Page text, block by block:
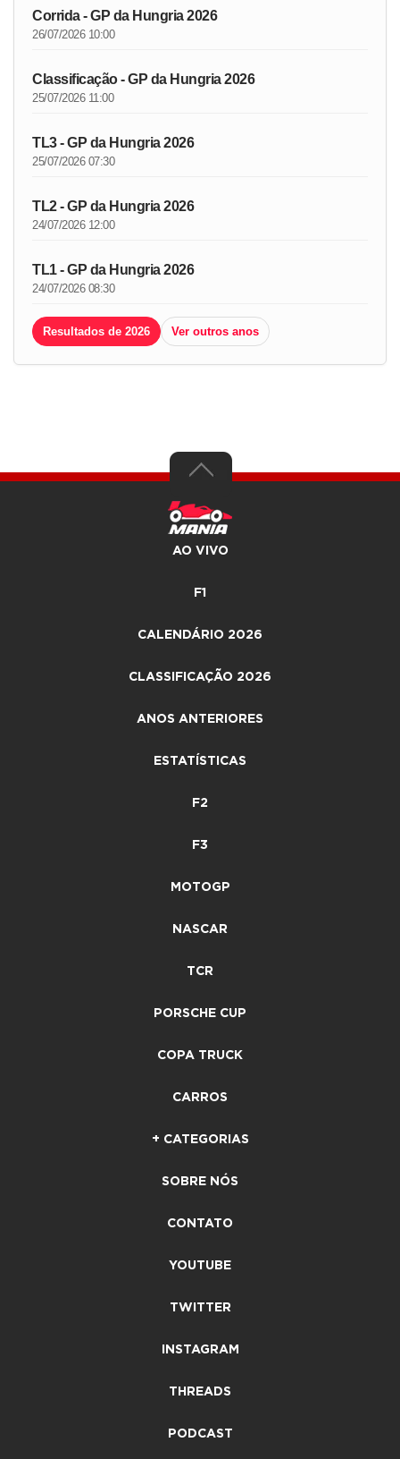
Corrida - GP da Hungria 2026
26/07/2026 10:00
Classificação - GP da Hungria 2026
25/07/2026 11:00
TL3 - GP da Hungria 2026
25/07/2026 07:30
TL2 - GP da Hungria 2026
24/07/2026 12:00
TL1 - GP da Hungria 2026
24/07/2026 08:30
Resultados de 2026 Ver outros anos
AO VIVO
F1
CALENDÁRIO 2026
CLASSIFICAÇÃO 2026
ANOS ANTERIORES
ESTATÍSTICAS
F2
F3
MOTOGP
NASCAR
TCR
PORSCHE CUP
COPA TRUCK
CARROS
+ CATEGORIAS
SOBRE NÓS
CONTATO
YOUTUBE
TWITTER
INSTAGRAM
THREADS
PODCAST